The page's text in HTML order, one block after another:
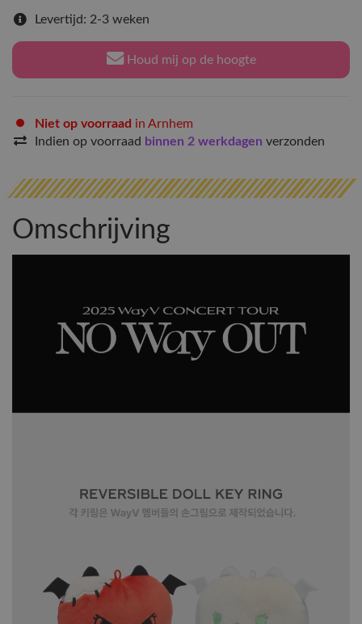
Levertijd: 2-3 weken
Houd mij op de hoogte
Niet op voorraad in Arnhem
Indien op voorraad binnen 2 werkdagen verzonden
Omschrijving